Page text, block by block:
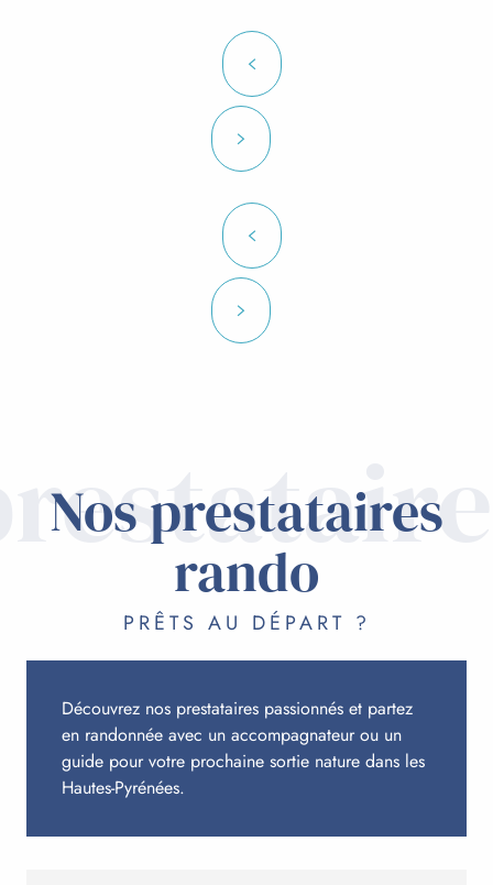
Nos prestataires
rando
PRÊTS AU DÉPART ?
Découvrez nos prestataires passionnés et partez
en randonnée avec un accompagnateur ou un
guide pour votre prochaine sortie nature dans les
Hautes-Pyrénées.